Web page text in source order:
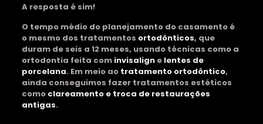
A resposta é sim!
O tempo médio do planejamento do casamento é
o mesmo dos tratamentos ortodônticos, que
duram de seis a 12 meses, usando técnicas como a
ortodontia feita com invisaligne lentes de
porcelana. Em meio ao tratamento ortodôntico,
ainda conseguimos fazer tratamentos estéticos
como clareamento e troca de restaurações
antigas.